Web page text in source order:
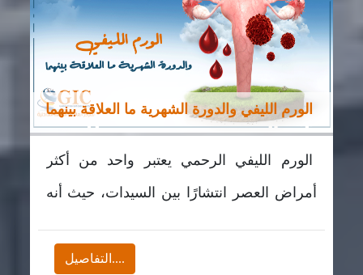
الورم الليفي والدورة الشهرية ما العلاقة بينهما
الورم الليفي الرحمي يعتبر واحد من أكثر
أمراض العصر انتشارًا بين السيدات، حيث أنه
....التفاصيل